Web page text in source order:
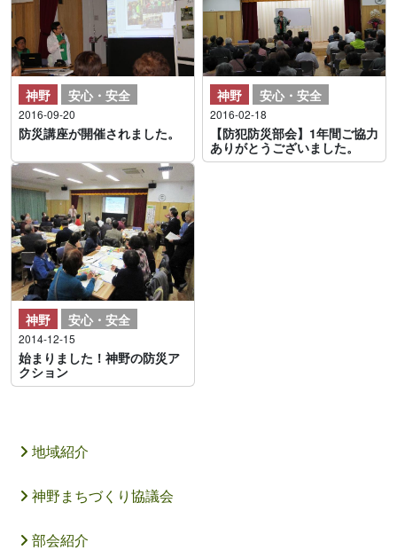
神野 安心・安全
2016-09-20
防災講座が開催されました。
神野 安心・安全
2016-02-18
【防犯防災部会】1年間ご協力
ありがとうございました。
神野 安心・安全
2014-12-15
始まりました！神野の防災ア
クション
地域紹介
神野まちづくり協議会
部会紹介